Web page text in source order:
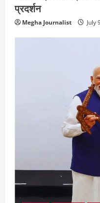
प्रदर्शन
Megha Journalist July